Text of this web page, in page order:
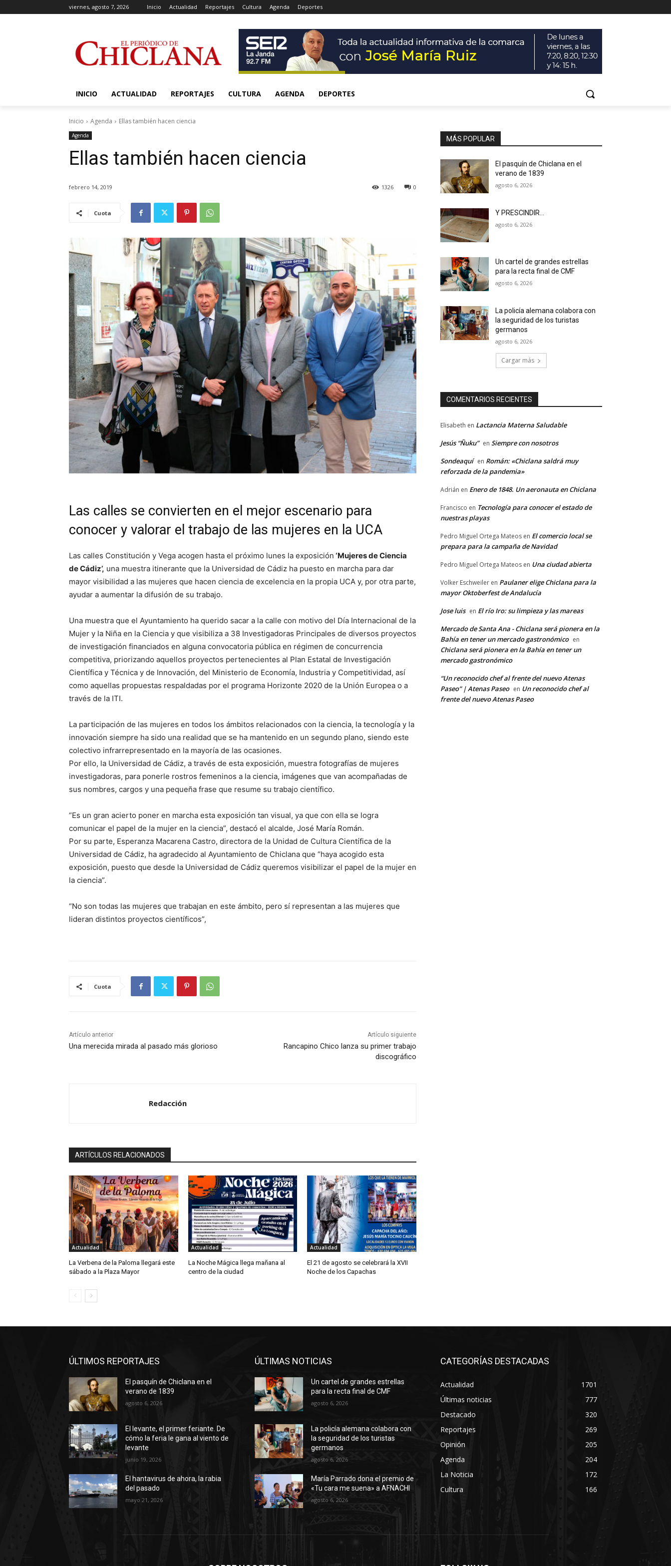
viernes, agosto 7, 2026 Inicio Actualidad Reportajes Cultura Agenda Deportes
INICIO ACTUALIDAD REPORTAJES CULTURA AGENDA DEPORTES
Inicio Agenda Ellas también hacen ciencia
Agenda
Ellas también hacen ciencia
febrero 14, 2019 0
1326
Cuota
Las calles se convierten en el mejor escenario para
conocer y valorar el trabajo de las mujeres en la UCA
Las calles Constitución y Vega acogen hasta el próximo lunes la exposición ‘Mujeres de Ciencia
de Cádiz’, una muestra itinerante que la Universidad de Cádiz ha puesto en marcha para dar
mayor visibilidad a las mujeres que hacen ciencia de excelencia en la propia UCA y, por otra parte,
ayudar a aumentar la difusión de su trabajo.
Una muestra que el Ayuntamiento ha querido sacar a la calle con motivo del Día Internacional de la
Mujer y la Niña en la Ciencia y que visibiliza a 38 Investigadoras Principales de diversos proyectos
de investigación financiados en alguna convocatoria pública en régimen de concurrencia
competitiva, priorizando aquellos proyectos pertenecientes al Plan Estatal de Investigación
Científica y Técnica y de Innovación, del Ministerio de Economía, Industria y Competitividad, así
como aquellas propuestas respaldadas por el programa Horizonte 2020 de la Unión Europea o a
través de la ITI.
La participación de las mujeres en todos los ámbitos relacionados con la ciencia, la tecnología y la
innovación siempre ha sido una realidad que se ha mantenido en un segundo plano, siendo este
colectivo infrarrepresentado en la mayoría de las ocasiones.
Por ello, la Universidad de Cádiz, a través de esta exposición, muestra fotografías de mujeres
investigadoras, para ponerle rostros femeninos a la ciencia, imágenes que van acompañadas de
sus nombres, cargos y una pequeña frase que resume su trabajo científico.
“Es un gran acierto poner en marcha esta exposición tan visual, ya que con ella se logra
comunicar el papel de la mujer en la ciencia”, destacó el alcalde, José María Román.
Por su parte, Esperanza Macarena Castro, directora de la Unidad de Cultura Científica de la
Universidad de Cádiz, ha agradecido al Ayuntamiento de Chiclana que “haya acogido esta
exposición, puesto que desde la Universidad de Cádiz queremos visibilizar el papel de la mujer en
la ciencia”.
“No son todas las mujeres que trabajan en este ámbito, pero sí representan a las mujeres que
lideran distintos proyectos científicos”,
Cuota
Artículo anterior
Una merecida mirada al pasado más glorioso
Artículo siguiente
Rancapino Chico lanza su primer trabajo
discográfico
Redacción
ARTÍCULOS RELACIONADOS
Actualidad
La Verbena de la Paloma llegará este
sábado a la Plaza Mayor
Actualidad
La Noche Mágica llega mañana al
centro de la ciudad
Actualidad
El 21 de agosto se celebrará la XVII
Noche de los Capachas
MÁS POPULAR
El pasquín de Chiclana en el
verano de 1839
agosto 6, 2026
Y PRESCINDIR…
agosto 6, 2026
Un cartel de grandes estrellas
para la recta final de CMF
agosto 6, 2026
La policía alemana colabora con
la seguridad de los turistas
germanos
agosto 6, 2026
Cargar más
COMENTARIOS RECIENTES
Elisabeth en Lactancia Materna Saludable
Jesús “Ñuku” en Siempre con nosotros
Sondeaquí en Román: «Chiclana saldrá muy
reforzada de la pandemia»
Adrián en Enero de 1848. Un aeronauta en Chiclana
Francisco en Tecnología para conocer el estado de
nuestras playas
Pedro Miguel Ortega Mateos en El comercio local se
prepara para la campaña de Navidad
Pedro Miguel Ortega Mateos en Una ciudad abierta
Volker Eschweiler en Paulaner elige Chiclana para la
mayor Oktoberfest de Andalucía
Jose luis en El río Iro: su limpieza y las mareas
Mercado de Santa Ana - Chiclana será pionera en la
Bahía en tener un mercado gastronómico en
Chiclana será pionera en la Bahía en tener un
mercado gastronómico
“Un reconocido chef al frente del nuevo Atenas
Paseo” | Atenas Paseo en Un reconocido chef al
frente del nuevo Atenas Paseo
ÚLTIMOS REPORTAJES
El pasquín de Chiclana en el
verano de 1839
agosto 6, 2026
El levante, el primer feriante. De
cómo la feria le gana al viento de
levante
junio 19, 2026
El hantavirus de ahora, la rabia
del pasado
mayo 21, 2026
ÚLTIMAS NOTICIAS
Un cartel de grandes estrellas
para la recta final de CMF
agosto 6, 2026
La policía alemana colabora con
la seguridad de los turistas
germanos
agosto 6, 2026
María Parrado dona el premio de
«Tu cara me suena» a AFNACHI
agosto 6, 2026
CATEGORÍAS DESTACADAS
Actualidad
1701
Últimas noticias
777
Destacado
320
Reportajes
269
Opinión
205
Agenda
204
La Noticia
172
Cultura
166